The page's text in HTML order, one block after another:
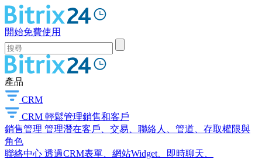
開始免費使用
產品
CRM
CRM 輕鬆管理銷售和客戶
銷售管理 管理潛在客戶、交易、聯絡人、管道、存取權限與
角色
聯絡中心 透過CRM表單、網站Widget、即時聊天、